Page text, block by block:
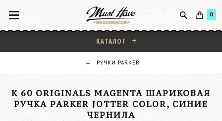
0
КАТАЛОГ
РУЧКИ PARKER
K 60 ORIGINALS MAGENTA ШАРИКОВАЯ
РУЧКА PARKER JOTTER COLOR, СИНИЕ
ЧЕРНИЛА